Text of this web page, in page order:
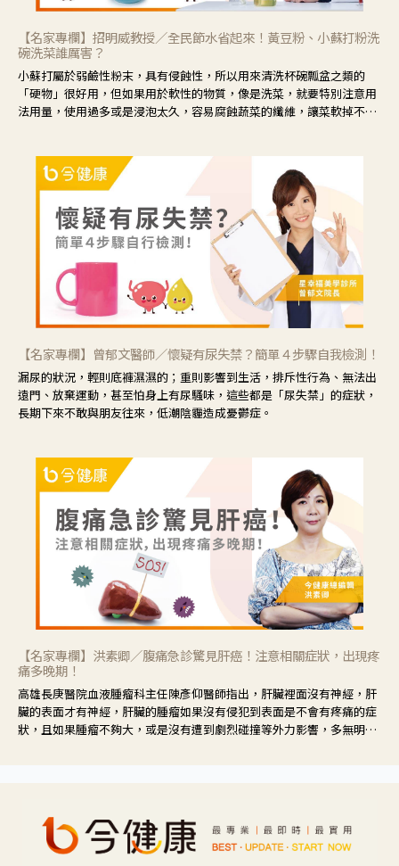
【名家專欄】招明威教授／全民節水省起來！黃豆粉、小蘇打粉洗
碗洗菜誰厲害？
小蘇打屬於弱鹼性粉末，具有侵蝕性，所以用來清洗杯碗瓢盆之類的
「硬物」很好用，但如果用於軟性的物質，像是洗菜，就要特別注意用
法用量，使用過多或是浸泡太久，容易腐蝕蔬菜的纖維，讓菜軟掉不清
【名家專欄】曾郁文醫師／懷疑有尿失禁？簡單４步驟自我檢測！
漏尿的狀況，輕則底褲濕濕的；重則影響到生活，排斥性行為、無法出
遠門、放棄運動，甚至怕身上有尿騷味，這些都是「尿失禁」的症狀，
長期下來不敢與朋友往來，低潮陰霾造成憂鬱症。
【名家專欄】洪素卿／腹痛急診驚見肝癌！注意相關症狀，出現疼
痛多晚期！
高雄長庚醫院血液腫瘤科主任陳彥仰醫師指出，肝臟裡面沒有神經，肝
臟的表面才有神經，肝臟的腫瘤如果沒有侵犯到表面是不會有疼痛的症
狀，且如果腫瘤不夠大，或是沒有遭到劇烈碰撞等外力影響，多無明顯